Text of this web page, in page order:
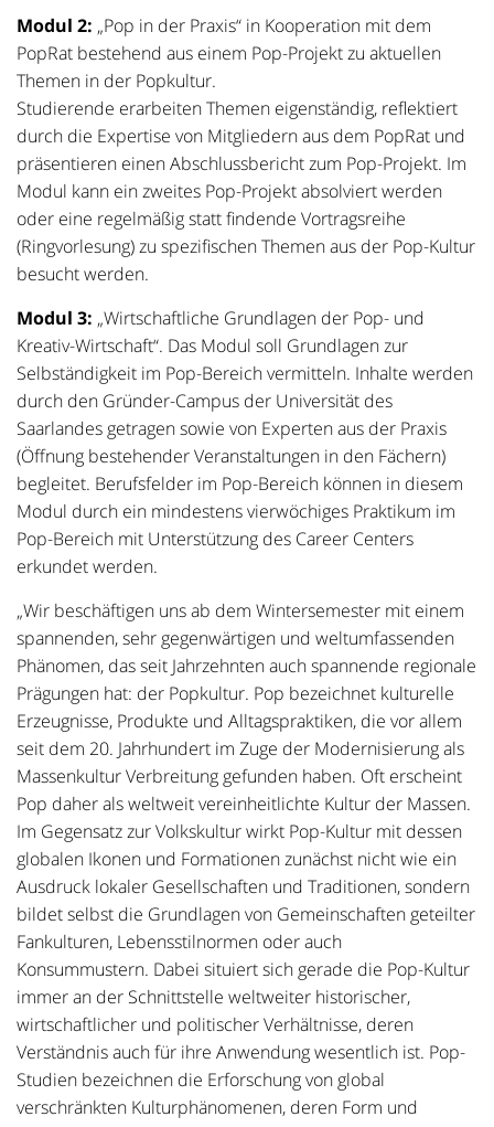
Modul 2: „Pop in der Praxis“ in Kooperation mit dem
PopRat bestehend aus einem Pop-Projekt zu aktuellen
Themen in der Popkultur.
Studierende erarbeiten Themen eigenständig, reflektiert
durch die Expertise von Mitgliedern aus dem PopRat und
präsentieren einen Abschlussbericht zum Pop-Projekt. Im
Modul kann ein zweites Pop-Projekt absolviert werden
oder eine regelmäßig statt findende Vortragsreihe
(Ringvorlesung) zu spezifischen Themen aus der Pop-Kultur
besucht werden.
Modul 3: „Wirtschaftliche Grundlagen der Pop- und
Kreativ-Wirtschaft“. Das Modul soll Grundlagen zur
Selbständigkeit im Pop-Bereich vermitteln. Inhalte werden
durch den Gründer-Campus der Universität des
Saarlandes getragen sowie von Experten aus der Praxis
(Öffnung bestehender Veranstaltungen in den Fächern)
begleitet. Berufsfelder im Pop-Bereich können in diesem
Modul durch ein mindestens vierwöchiges Praktikum im
Pop-Bereich mit Unterstützung des Career Centers
erkundet werden.
„Wir beschäftigen uns ab dem Wintersemester mit einem
spannenden, sehr gegenwärtigen und weltumfassenden
Phänomen, das seit Jahrzehnten auch spannende regionale
Prägungen hat: der Popkultur. Pop bezeichnet kulturelle
Erzeugnisse, Produkte und Alltagspraktiken, die vor allem
seit dem 20. Jahrhundert im Zuge der Modernisierung als
Massenkultur Verbreitung gefunden haben. Oft erscheint
Pop daher als weltweit vereinheitlichte Kultur der Massen.
Im Gegensatz zur Volkskultur wirkt Pop-Kultur mit dessen
globalen Ikonen und Formationen zunächst nicht wie ein
Ausdruck lokaler Gesellschaften und Traditionen, sondern
bildet selbst die Grundlagen von Gemeinschaften geteilter
Fankulturen, Lebensstilnormen oder auch
Konsummustern. Dabei situiert sich gerade die Pop-Kultur
immer an der Schnittstelle weltweiter historischer,
wirtschaftlicher und politischer Verhältnisse, deren
Verständnis auch für ihre Anwendung wesentlich ist. Pop-
Studien bezeichnen die Erforschung von global
verschränkten Kulturphänomenen, deren Form und